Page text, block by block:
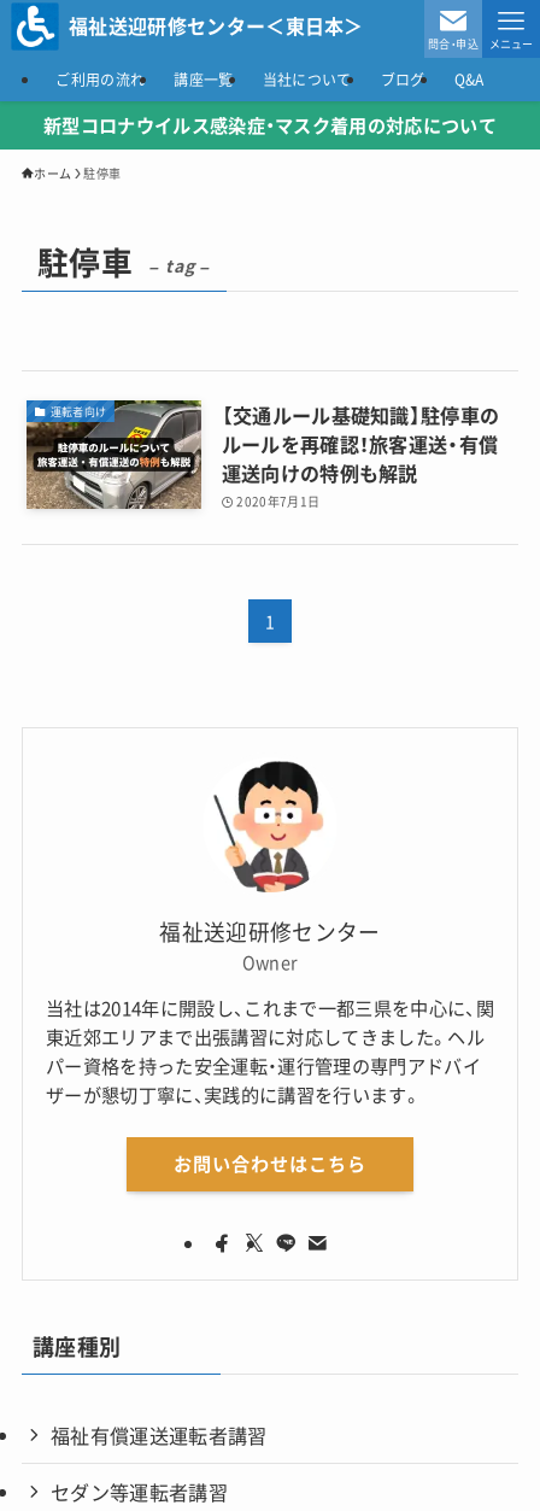
福祉送迎研修センター＜東日本＞
問合・申込 メニュー
ご利用の流れ 講座一覧 当社について ブログ Q&A
新型コロナウイルス感染症・マスク着用の対応について
ホーム 駐停車
駐停車 – tag –
運転者向け
【交通ルール基礎知識】駐停車の
ルールを再確認！旅客運送・有償
運送向けの特例も解説
2020年7月1日
1
福祉送迎研修センター
Owner
当社は2014年に開設し、これまで一都三県を中心に、関
東近郊エリアまで出張講習に対応してきました。ヘル
パー資格を持った安全運転・運行管理の専門アドバイ
ザーが懇切丁寧に、実践的に講習を行います。
お問い合わせはこちら
講座種別
福祉有償運送運転者講習
セダン等運転者講習